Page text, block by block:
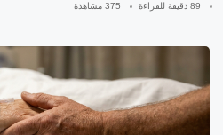
89 دقيقة للقراءة 375 مشاهدة